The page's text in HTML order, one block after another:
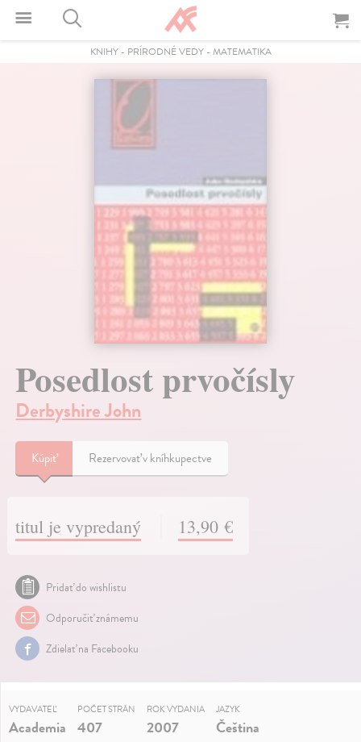
KNIHY- PRÍRODNÉ VEDY- MATEMATIKA
Posedlost prvočísly
Derbyshire John
Kúpiť Rezervovať v kníhkupectve
titul je vypredaný 13,90 €
Pridať do wishlistu
Odporučiť známemu
Zdielať na Facebooku
VYDAVATEĽ
Academia
POČET STRÁN
407
ROK VYDANIA
2007
JAZYK
Čeština